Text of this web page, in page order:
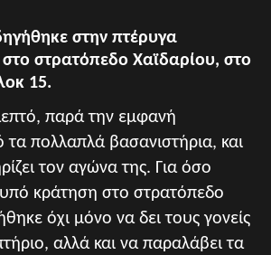
στην πτέρυγα
στρατόπεδο Χαϊδαρίου, στο
15.
παρά την εμφανή
τα πολλαπλά βασανιστήρια, και
τον αγώνα της. Για όσο
κράτηση στο στρατόπεδο
όχι μόνο να δει τους γονείς
αλλά και να παραλάβει τα